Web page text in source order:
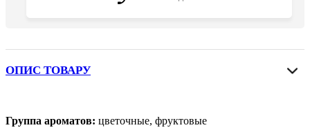
ОПИС ТОВАРУ
Группа ароматов: цветочные, фруктовые